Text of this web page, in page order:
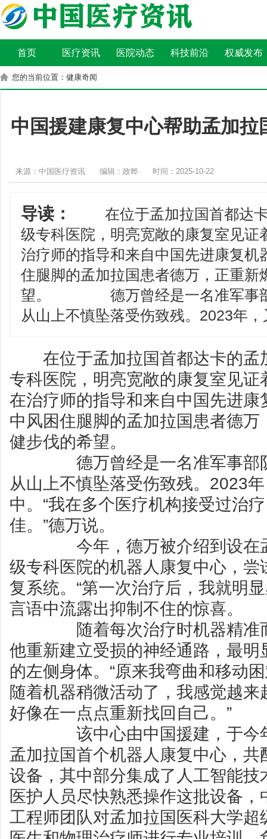
首页 医疗资讯 医院动态 科技前沿 权威发布
您的当前位置：健康奇闻
中国援建康复中心帮助孟加拉
来源：中国医疗资讯 编辑：政晔 时间：2025-10-22
导读：
在位于孟加拉国首都达卡
级专科医院，明亮宽敞的康复室见证
治疗师的指导和来自中国先进康复机
住腿脚的孟加拉国患者德万，正重新
望。 德万曾经是一名准军事部
从山上不慎坠落受伤致残。2023年，
在位于孟加拉国首都达卡的孟
专科医院，明亮宽敞的康复室见证
在治疗师的指导和来自中国先进康
中风困住腿脚的孟加拉国患者德
健步伐的希望。
德万曾经是一名准军事部队
从山上不慎坠落受伤致残。2023
中。“我在多个医疗机构接受过治
佳。”德万说。
今年，德万被介绍到设在孟
级专科医院的机器人康复中心，尝
复系统。“第一次治疗后，我就明
言语中流露出抑制不住的惊喜。
随着每次治疗时机器精准而
他重新建立受损的神经通路，最明
的左侧身体。“原来我弯曲和移动
随着机器稍微活动了，我感觉越来
好像在一点点重新找回自己。”
该中心由中国援建，于今年
孟加拉国首个机器人康复中心，
设备，其中部分集成了人工智能技
医护人员尽快熟悉操作这批设备
工程师团队对孟加拉国医科大学